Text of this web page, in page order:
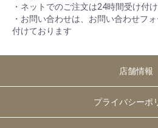
・ネットでのご注文は24時間受け付け
・お問い合わせは、お問い合わせフ
付けております
店舗情報
プライバシーポ